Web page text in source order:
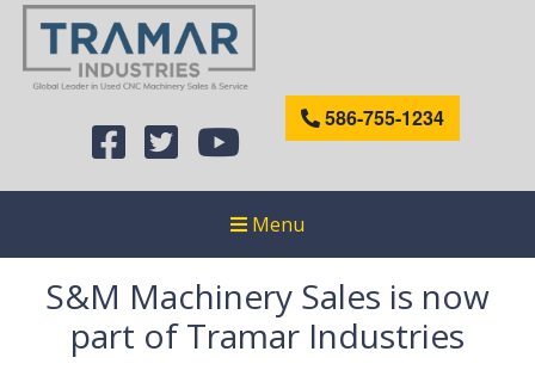
586-755-1234
Menu
S&M Machinery Sales is now
part of Tramar Industries